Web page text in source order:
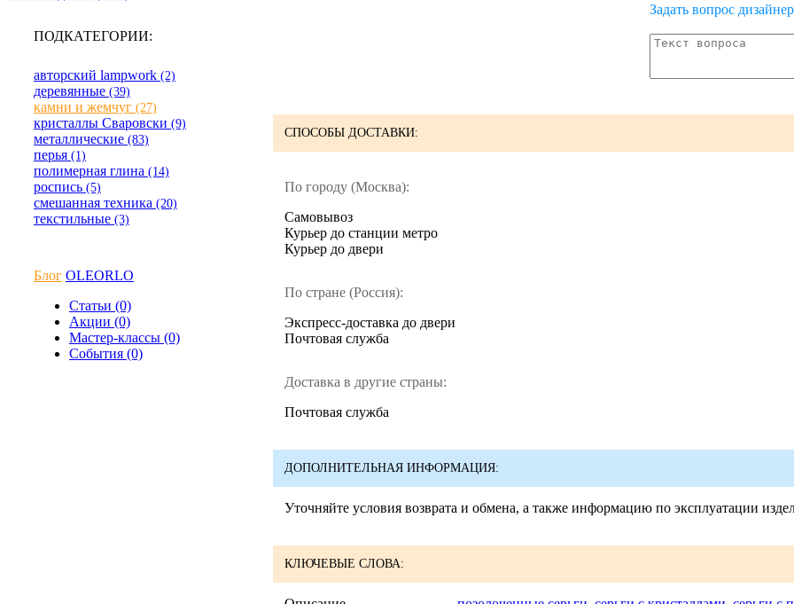
ПОДКАТЕГОРИИ:
авторский lampwork (2)
деревянные (39)
камни и жемчуг (27)
кристаллы Сваровски (9)
металлические (83)
перья (1)
полимерная глина (14)
роспись (5)
смешанная техника (20)
текстильные (3)
Блог OLEORLO
Статьи (0)
Акции (0)
Мастер-классы (0)
События (0)
Задать вопрос
СПОСОБЫ ДОСТАВКИ:
По городу (Москва):
Cамовывоз
Курьер до станции метро
Курьер до двери
По стране (Россия):
Экспресс-доставка до двери
Почтовая служба
Доставка в другие страны:
Почтовая служба
ДОПОЛНИТЕЛЬНАЯ ИНФОРМАЦИЯ:
Уточняйте условия возврата и обмена, а также информацию по эксплуатации
КЛЮЧЕВЫЕ СЛОВА: